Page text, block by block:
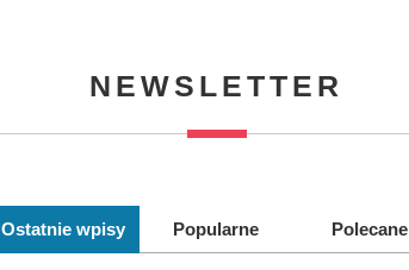
NEWSLETTER
Ostatnie wpisy Popularne Polecane